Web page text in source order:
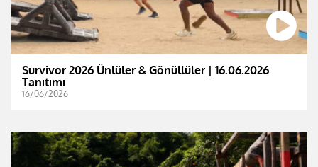
Survivor 2026 Ünlüler & Gönüllüler | 16.06.2026
Tanıtımı
16/06/2026